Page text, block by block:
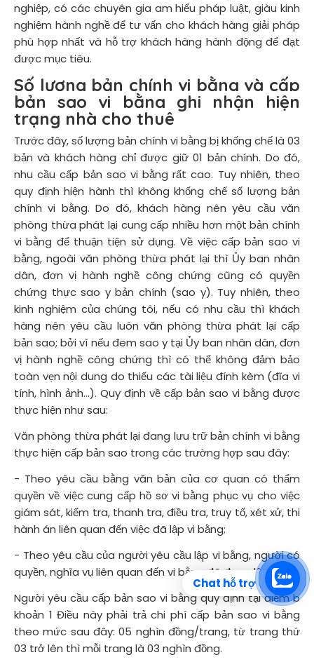
nghiệp, có các chuyên gia am hiểu pháp luật, giàu kinh
nghiệm hành nghề để tư vấn cho khách hàng giải pháp
phù hợp nhất và hỗ trợ khách hàng hành động để đạt
được mục tiêu.
Số lượng bản chính vi bằng và cấp
bản sao vi bằng ghi nhận hiện
trạng nhà cho thuê
Trước đây, số lượng bản chính vi bằng bị khống chế là 03
bản và khách hàng chỉ được giữ 01 bản chính. Do đó,
nhu cầu cấp bản sao vi bằng rất cao. Tuy nhiên, theo
quy định hiện hành thì không khống chế số lượng bản
chính vi bằng. Do đó, khách hàng nên yêu cầu văn
phòng thừa phát lại cung cấp nhiều hơn một bản chính
vi bằng để thuận tiện sử dụng. Về việc cấp bản sao vi
bằng, ngoài văn phòng thừa phát lại thì Ủy ban nhân
dân, đơn vị hành nghề công chứng cũng có quyền
chứng thực sao y bản chính (sao y). Tuy nhiên, theo
kinh nghiệm của chúng tôi, nếu có nhu cầu thì khách
hàng nên yêu cầu luôn văn phòng thừa phát lại cấp
bản sao; bởi vì nếu đem sao y tại Ủy ban nhân dân, đơn
vị hành nghề công chứng thì có thể không đảm bảo
toàn vẹn nội dung do thiếu các tài liệu đính kèm (đĩa vi
tính, hình ảnh…). Quy định về cấp bản sao vi bằng được
thực hiện như sau:
Văn phòng thừa phát lại đang lưu trữ bản chính vi bằng
thực hiện cấp bản sao trong các trường hợp sau đây:
- Theo yêu cầu bằng văn bản của cơ quan có thẩm
quyền về việc cung cấp hồ sơ vi bằng phục vụ cho việc
giám sát, kiểm tra, thanh tra, điều tra, truy tố, xét xử, thi
hành án liên quan đến việc đã lập vi bằng;
- Theo yêu cầu của người yêu cầu lập vi bằng, người có
quyền, nghĩa vụ liên quan đến vi bằng đã được lập.
Người yêu cầu cấp bản sao vi bằng quy định tại điểm b
khoản 1 Điều này phải trả chi phí cấp bản sao vi bằng
theo mức sau đây: 05 nghìn đồng/trang, từ trang thứ
03 trở lên thì mỗi trang là 03 nghìn đồng.
Chat hỗ trợ